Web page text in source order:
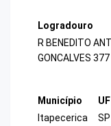
Logradouro
R BENEDITO
GONCALVES
Município
Itapecerica
UF
SP